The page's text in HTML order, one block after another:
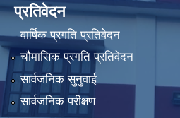
प्रतिवेदन
वार्षिक प्रगति प्रतिवेदन
चौमासिक प्रगति प्रतिवेदन
सार्वजनिक सुनुवाई
सार्वजनिक परीक्षण